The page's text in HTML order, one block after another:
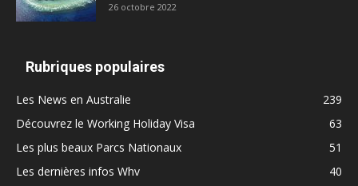
26 octobre 2022
Rubriques populaires
Les News en Australie
239
Découvrez le Working Holiday Visa
63
Les plus beaux Parcs Nationaux
51
Les dernières infos Whv
40